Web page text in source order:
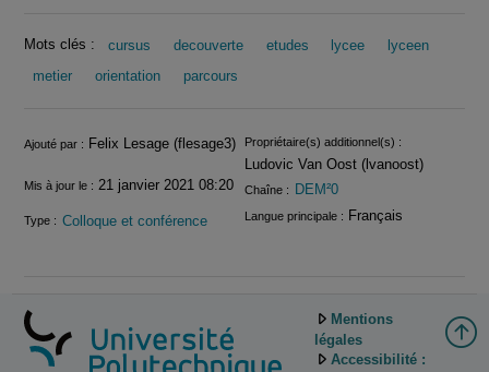
Mots clés : cursus decouverte etudes lycee
lyceen
metier
orientation parcours
Informations
Ajouté par : Felix Lesage (flesage3) Propriétaire(s) additionnel(s) :
Ludovic Van Oost (lvanoost)
Mis à jour le : 21 janvier 2021 08:20 Chaîne : DEM²0
Type : Colloque et conférence Langue principale : Français
Mentions
légales
Accessibilité :